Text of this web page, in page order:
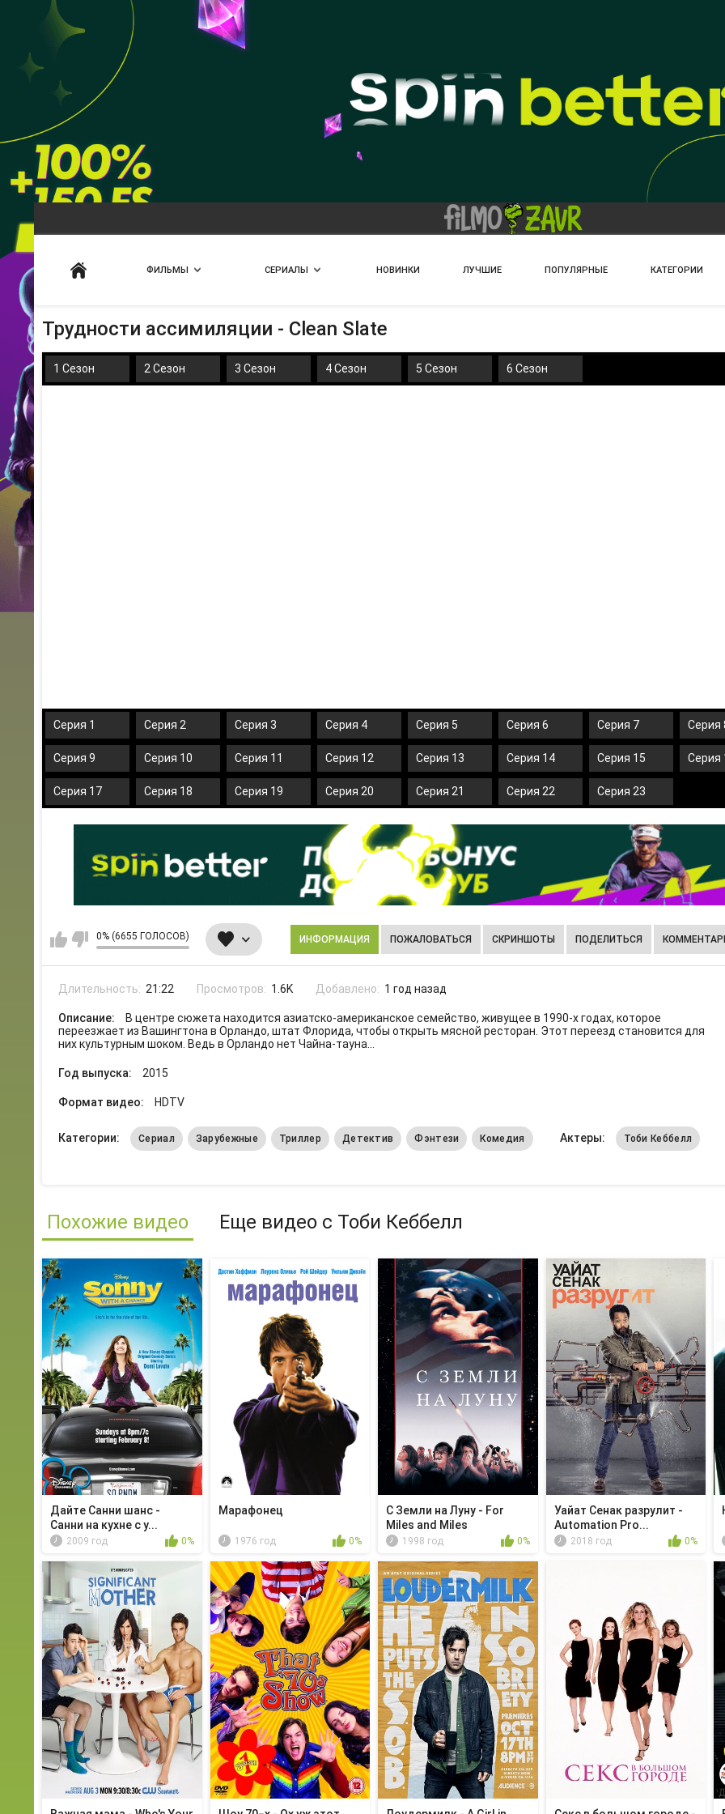
ФИЛЬМЫ СЕРИАЛЫ НОВИНКИ ЛУЧШИЕ ПОПУЛЯРНЫЕ КАТЕГОРИИ
Трудности ассимиляции - Clean Slate
1 Сезон 2 Сезон 3 Сезон 4 Сезон 5 Сезон 6 Сезон
Серия 1 Серия 2 Серия 3 Серия 4 Серия 5 Серия 6 Серия 7 Серия
Серия 9 Серия 10 Серия 11 Серия 12 Серия 13 Серия 14 Серия 15 Серия
Серия 17 Серия 18 Серия 19 Серия 20 Серия 21 Серия 22 Серия 23
0% (6655 ГОЛОСОВ) ИНФОРМАЦИЯ ПОЖАЛОВАТЬСЯ СКРИНШОТЫ ПОДЕЛИТЬСЯ
Длительность: 21:22 Просмотров: 1.6K Добавлено: 1 год назад
Описание:
В центре сюжета находится азиатско-американское семейство, живущее в 1990-х годах, которое
переезжает из Вашингтона в Орландо, штат Флорида, чтобы открыть мясной ресторан. Этот переезд становится для
них культурным шоком. Ведь в Орландо нет Чайна-тауна...
Год выпуска: 2015
Формат видео: HDTV
Категории: Сериал Зарубежные Триллер Детектив Фэнтези Комедия Актеры: Тоби Кеббелл
Похожие видео Еще видео с Тоби Кеббелл
Дайте Санни шанс -
Санни на кухне с у...
2009 год 0%
Марафонец
1976 год 0%
С Земли на Луну - For
Miles and Miles
1998 год 0%
Уайат Сенак разрулит -
Automation Pro...
2018 год 0%